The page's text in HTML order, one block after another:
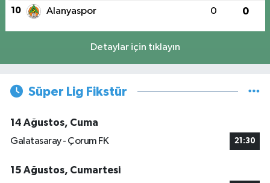
10 Alanyaspor 0 0
Detaylar için tıklayın
Süper Lig Fikstür
14 Ağustos, Cuma
Galatasaray - Çorum FK
21:30
15 Ağustos, Cumartesi